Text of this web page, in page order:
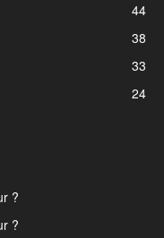
44
38
33
24
?
?